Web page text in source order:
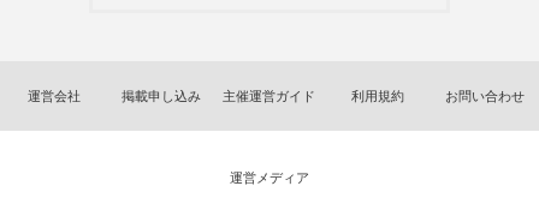
運営会社 掲載申し込み 主催運営ガイド 利用規約 お問い合わせ
運営メディア